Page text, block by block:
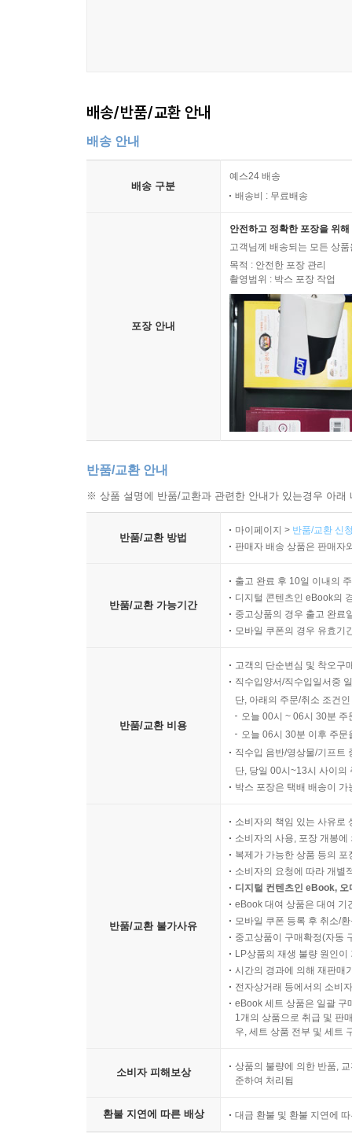
배송/반품/교환 안내
배송 안내
배송 구분
예스24 배송
배송비 : 무료배송
포장 안내
안전하고 정확한 포장을 위
고객님께 배송되는 모든 상
목적 : 안전한 포장 관리
촬영범위 : 박스 포장 작업
반품/교환 안내
※ 상품 설명에 반품/교환과 관련한 안내가 있는경우 아
반품/교환 방법
마이페이지 > 반품/교환 신
판매자 배송 상품은 판매자
반품/교환 가능기간
출고 완료 후 10일 이내의
디지털 콘텐츠인 eBook의
중고상품의 경우 출고 완료
모바일 쿠폰의 경우 유효기
반품/교환 비용
고객의 단순변심 및 착오구
직수입양서/직수입일서중
단, 아래의 주문/취소 조건
오늘 00시 ~ 06시 30분
오늘 06시 30분 이후 주
직수입 음반/영상물/기프트
단, 당일 00시~13시 사이의
박스 포장은 택배 배송이
반품/교환 불가사유
소비자의 책임 있는 사유로
소비자의 사용, 포장 개봉
복제가 가능한 상품 등의
소비자의 요청에 따라 개별
디지털 컨텐츠인 eBook,
eBook 대여 상품은 대여 기
모바일 쿠폰 등록 후 취소/
중고상품이 구매확정(자동
LP상품의 재생 불량 원인
시간의 경과에 의해 재판매
전자상거래 등에서의 소비
eBook 세트 상품은 일괄 구
1개의 상품으로 취급 및 판
우, 세트 상품 전부 및 세트
소비자 피해보상
상품의 불량에 의한 반품,
준하여 처리됨
환불 지연에 따른 배상 대금 환불 및 환불 지연에